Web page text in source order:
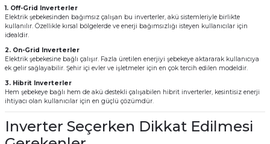
Multi Busbar Güneş Panelleri
Güneş Panelleri
Series Güneş Panelleri
Güneş Panelleri
İnverterleri
Hibrit İnverter
1. Off-Grid Inverterler
Elektrik şebekesinden bağımsız çalışan bu inverterler, akü sistemleriyle birlikte
kullanılır. Özellikle kırsal bölgelerde ve enerji bağımsızlığı isteyen kullanıcılar için
idealdir.
2. On-Grid Inverterler
Elektrik şebekesine bağlı çalışır. Fazla üretilen enerjiyi şebekeye aktararak kullanıcıya
ek gelir sağlayabilir. Şehir içi evler ve işletmeler için en çok tercih edilen modeldir.
3. Hibrit Inverterler
Hem şebekeye bağlı hem de akü destekli çalışabilen hibrit inverterler, kesintisiz enerji
ihtiyacı olan kullanıcılar için en güçlü çözümdür.
Inverter Seçerken Dikkat Edilmesi